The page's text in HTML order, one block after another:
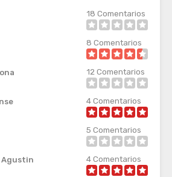
18 Comentarios
8 Comentarios
12 Comentarios
4Comentarios
5 Comentarios
Agustin
4Comentarios